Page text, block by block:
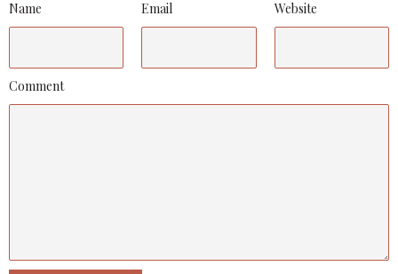
Name Email Website
Comment